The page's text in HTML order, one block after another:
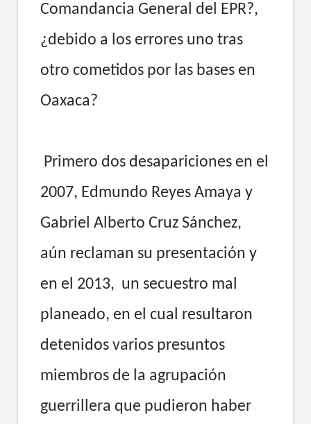
Comandancia General del EPR?,
¿debido a los errores uno tras
otro cometidos por las bases en
Oaxaca?
Primero dos desapariciones en el
2007, Edmundo Reyes Amaya y
Gabriel Alberto Cruz Sánchez,
aún reclaman su presentación y
en el 2013, un secuestro mal
planeado, en el cual resultaron
detenidos varios presuntos
miembros de la agrupación
guerrillera que pudieron haber